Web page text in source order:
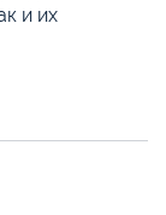
и их